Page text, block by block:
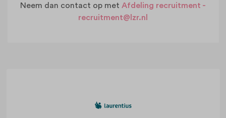
Neem dan contact op met Afdeling recruitment -
recruitment@lzr.nl